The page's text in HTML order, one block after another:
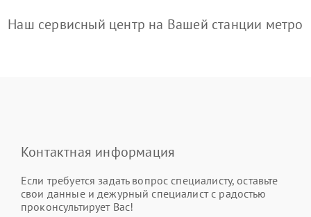
Наш сервисный центр на Вашей станции метро
Контактная информация
Если требуется задать вопрос специалисту, оставьте
свои данные и дежурный специалист с радостью
проконсультирует Вас!